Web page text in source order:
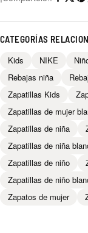
CATEGORÍAS
Kids NIKE
Rebajas niña
Zapatillas Kids
Zapatillas de mujer
Zapatillas de niña
Zapatillas de niña
Zapatillas de niño
Zapatillas de niño
Zapatos de mujer